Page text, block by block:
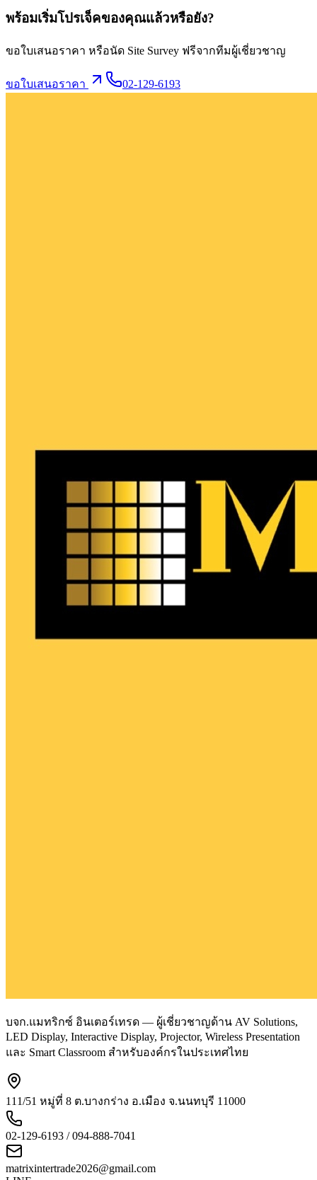
พร้อมเริ่มโปรเจ็คของคุณแล้วหรือยัง?
ขอใบเสนอราคา หรือนัด Site Survey ฟรีจากทีมผู้เชี่ยวชาญ
ขอใบเสนอราคา 02-129-6193
บจก.แมทริกซ์ อินเตอร์เทรด — ผู้เชี่ยวชาญด้าน AV Solutions,
LED Display, Interactive Display, Projector, Wireless Presentation
และ Smart Classroom สำหรับองค์กรในประเทศไทย
111/51 หมู่ที่ 8 ต.บางกร่าง อ.เมือง จ.นนทบุรี 11000
02-129-6193 / 094-888-7041
matrixintertrade2026@gmail.com